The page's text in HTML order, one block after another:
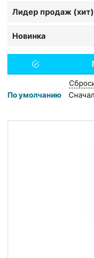
Лидер продаж (хит)
Новинка
По умолчанию